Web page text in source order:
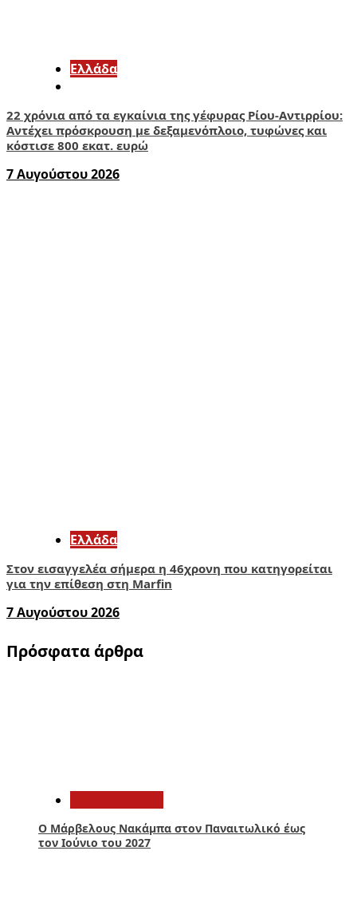
Ελλάδα
22 χρόνια από τα εγκαίνια της γέφυρας Ρίου-Αντιρρίου:
Αντέχει πρόσκρουση με δεξαμενόπλοιο, τυφώνες και
κόστισε 800 εκατ. ευρώ
7 Αυγούστου 2026
Ελλάδα
Στον εισαγγελέα σήμερα η 46χρονη που κατηγορείται
για την επίθεση στη Marfin
7 Αυγούστου 2026
Πρόσφατα άρθρα
Ο Μάρβελους Nακάμπα στον Παναιτωλικό έως
τον Ιούνιο του 2027